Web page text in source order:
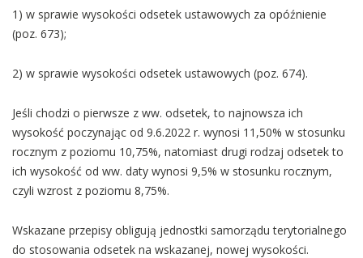
1) w sprawie wysokości odsetek ustawowych za opóźnienie
(poz. 673);
2) w sprawie wysokości odsetek ustawowych (poz. 674).
Jeśli chodzi o pierwsze z ww. odsetek, to najnowsza ich
wysokość poczynając od 9.6.2022 r. wynosi 11,50% w stosunku
rocznym z poziomu 10,75%, natomiast drugi rodzaj odsetek to
ich wysokość od ww. daty wynosi 9,5% w stosunku rocznym,
czyli wzrost z poziomu 8,75%.
Wskazane przepisy obligują jednostki samorządu terytorialnego
do stosowania odsetek na wskazanej, nowej wysokości.